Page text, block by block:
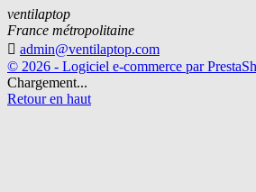
ventilaptop
France métropolitaine
 admin@ventilaptop.com
© 2026 - Logiciel e-commerce par
Chargement...
Retour en haut